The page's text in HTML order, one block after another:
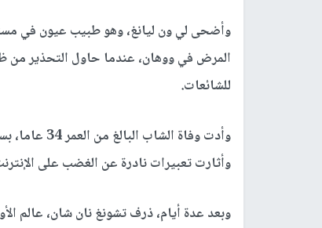
وأضحى لي ون ليانغ، وهو طبيب عيون في
المرض في ووهان، عندما حاول التحذير من
للشائعات.
وأدت وفاة
وأثارت تعبيرات نادرة عن الغضب على
وبعد عدة أيام، ذرف تشونغ نان شان، عالم